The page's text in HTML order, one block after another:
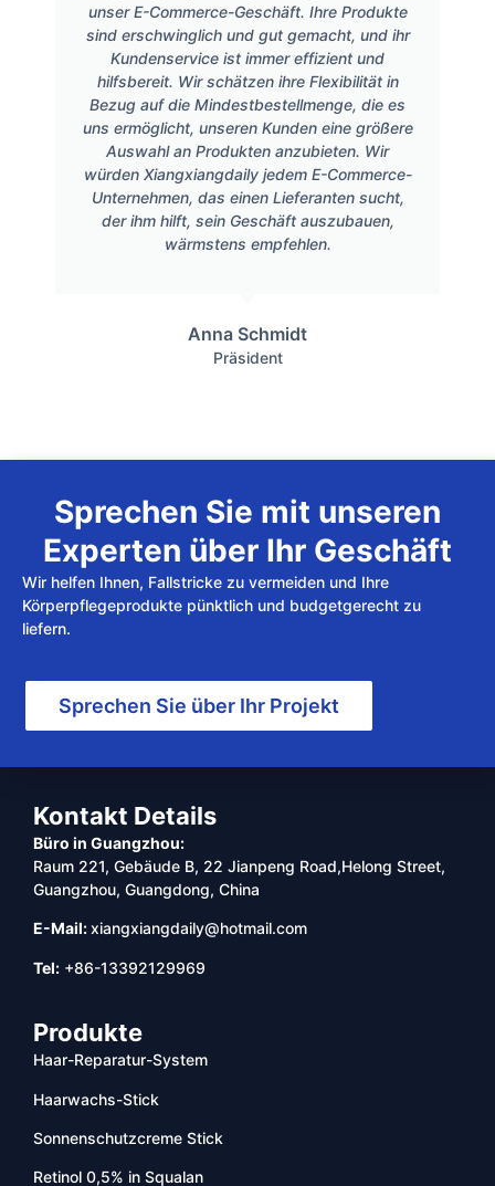
unser E-Commerce-Geschäft. Ihre Produkte
sind erschwinglich und gut gemacht, und ihr
Kundenservice ist immer effizient und
hilfsbereit. Wir schätzen ihre Flexibilität in
Bezug auf die Mindestbestellmenge, die es
uns ermöglicht, unseren Kunden eine größere
Auswahl an Produkten anzubieten. Wir
würden Xiangxiangdaily jedem E-Commerce-
Unternehmen, das einen Lieferanten sucht,
der ihm hilft, sein Geschäft auszubauen,
wärmstens empfehlen.
Anna Schmidt
Präsident
Sprechen Sie mit unseren
Experten über Ihr Geschäft
Wir helfen Ihnen, Fallstricke zu vermeiden und Ihre
Körperpflegeprodukte pünktlich und budgetgerecht zu
liefern.
Sprechen Sie über Ihr Projekt
Kontakt Details
Büro in Guangzhou:
Raum 221, Gebäude B, 22 Jianpeng Road,Helong Street,
Guangzhou, Guangdong, China
E-Mail:xiangxiangdaily@hotmail.com
Tel: +86-13392129969
Produkte
Haar-Reparatur-System
Haarwachs-Stick
Sonnenschutzcreme Stick
Retinol 0,5% in Squalan